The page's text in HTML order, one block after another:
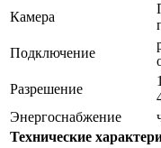
Камера
Подключение
Разрешение
Энергоснабжение
Технические